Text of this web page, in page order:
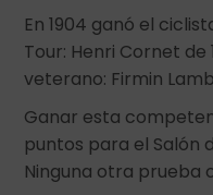
En 1904 ganó el
Tour: Henri Cornet de
veterano: Firmin
Ganar esta
puntos para el Salón
Ninguna otra prueba